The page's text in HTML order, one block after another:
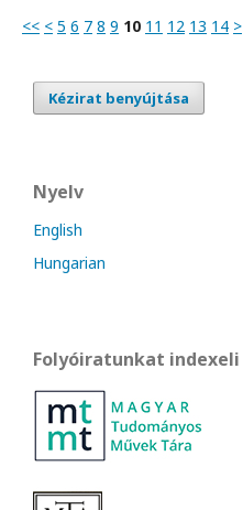
<< < 5 6 7 8 9 10 11 12 13 14 >
Kézirat benyújtása
Nyelv
English
Hungarian
Folyóiratunkat indexeli